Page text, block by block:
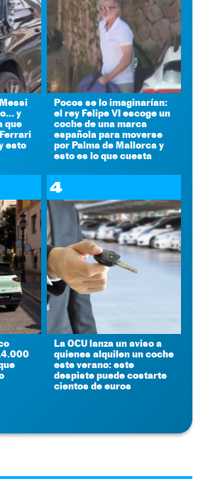
y
que
esto
Pocos se lo imaginarían:
el rey Felipe VI escoge un
coche de una marca
española para moverse
por Palma de Mallorca y
esto es lo que cuesta
4
La OCU lanza un aviso a
quienes alquilen un coche
este verano: este
despiste puede costarte
cientos de euros